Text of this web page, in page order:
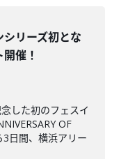
リーズ初とな
催！
した初のフェスイ
OF
日間、横浜アリー